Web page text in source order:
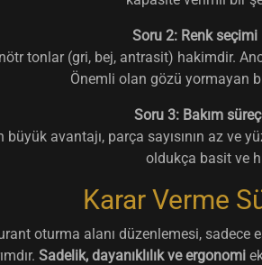
Soru 2: Renk seçimi
tonlar (gri, bej, antrasit) hakimdir.
Önemli olan gözü yormayan
Soru 3: Bakım
büyük avantajı, parça sayısının az ve
oldukça basit ve
Karar Verme
oturma alanı düzenlemesi,
Sadelik, dayanıklılık ve ergonomi